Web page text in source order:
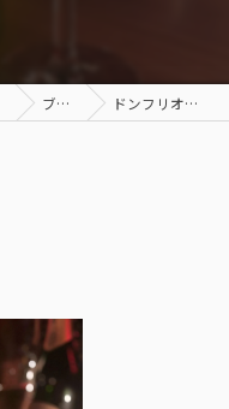
ブログ ドンフリオ 1942